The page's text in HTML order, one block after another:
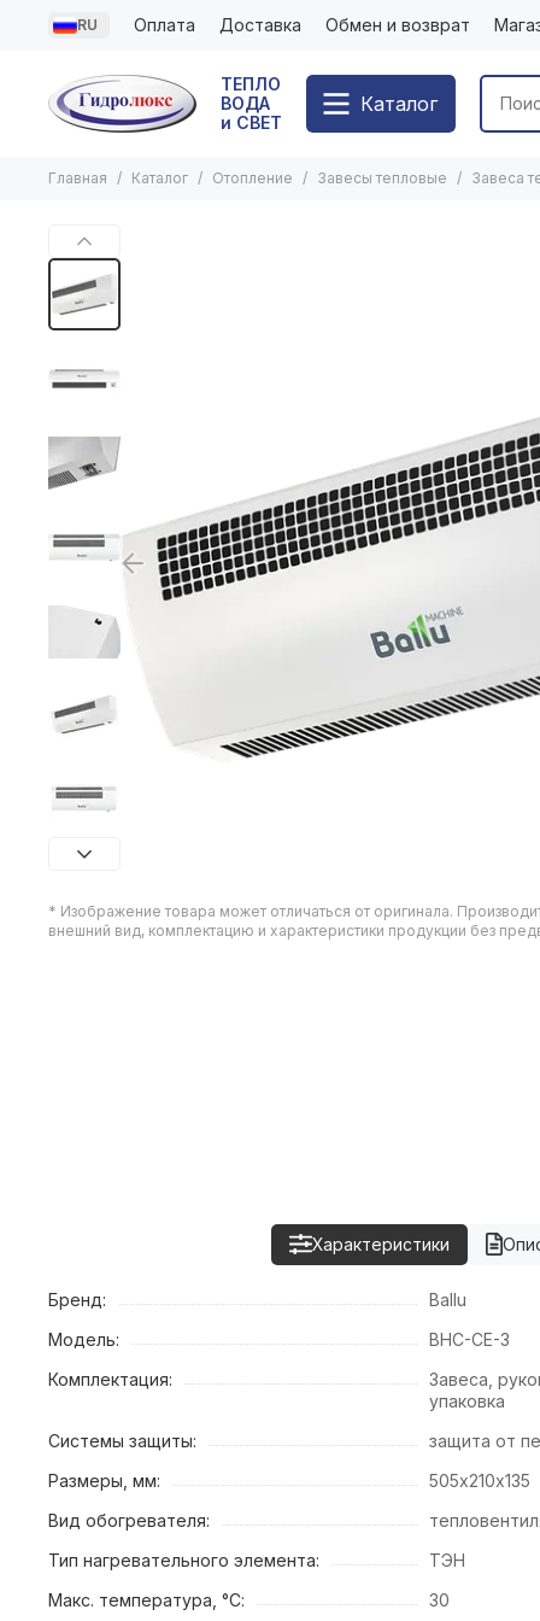
RU Оплата Доставка Обмен и возврат
ТЕПЛО
ВОДА
и СВЕТ
Каталог
Главная Каталог Отопление Завесы тепловые Завеса
* Изображение товара может отличаться от оригинала.
внешний вид, комплектацию и характеристики продукции без
Характеристики
Бренд:
Ballu
Модель:
BHC-CE-3
Комплектация:
Завеса,
упаковка
Системы защиты:
защита от
Размеры, мм:
505х210х135
Вид обогревателя:
Тип нагревательного элемента:
ТЭН
Макс. температура, °С:
30